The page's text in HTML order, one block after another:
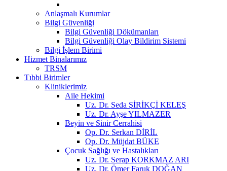
Anlaşmalı Kurumlar
Bilgi Güvenliği
Bilgi Güvenliği Dökümanları
Bilgi Güvenliği Olay Bildirim Sistemi
Bilgi İşlem Birimi
Hizmet Binalarımız
TRSM
Tıbbi Birimler
Kliniklerimiz
Aile Hekimi
Uz. Dr. Seda ŞİRİKÇİ KELEŞ
Uz. Dr. Ayşe YILMAZER
Beyin ve Sinir Cerrahisi
Op. Dr. Serkan DİRİL
Op. Dr. Müjdat BÜKE
Çocuk Sağlığı ve Hastalıkları
Uz. Dr. Serap KORKMAZ ARI
Uz. Dr. Ömer Faruk DOĞAN